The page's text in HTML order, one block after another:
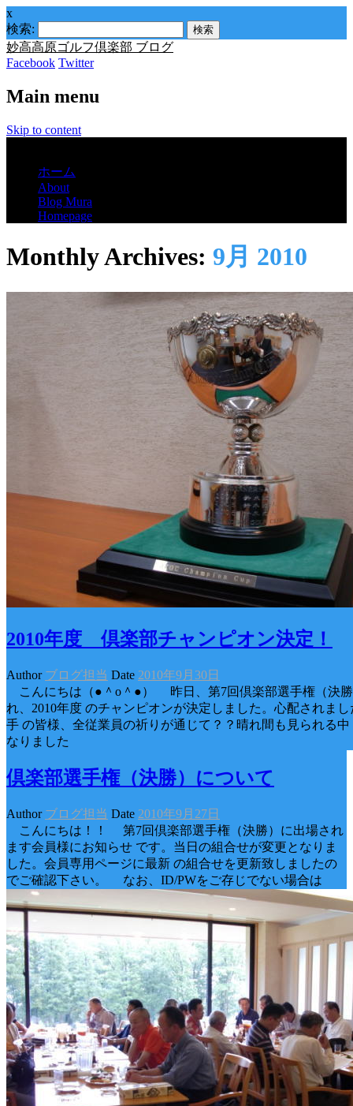
x
検索:
妙高高原ゴルフ倶楽部 ブログ
Facebook Twitter
Main menu
Skip to content
ホーム
About
Blog Mura
Homepage
Monthly Archives: 9月 2010
2010年度 倶楽部チャンピオン決定！
Author ブログ担当 Date 2010年9月30日
こんにちは（●＾o＾●） 昨日、第7回倶楽部選手権（決
れ、2010年度 のチャンピオンが決定しました。心配されま
手 の皆様、全従業員の祈りが通じて？？晴れ間も見られる
なりました
倶楽部選手権（決勝）について
Author ブログ担当 Date 2010年9月27日
こんにちは！！ 第7回倶楽部選手権（決勝）に出場され
ます会員様にお知らせ です。当日の組合せが変更となりま
した。会員専用ページに最新 の組合せを更新致しましたの
でご確認下さい。 なお、ID/PWをご存じでない場合は